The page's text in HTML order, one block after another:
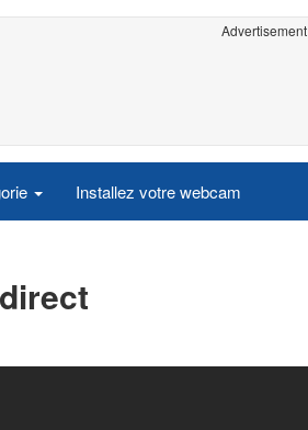
Advertisement
Installez votre webcam